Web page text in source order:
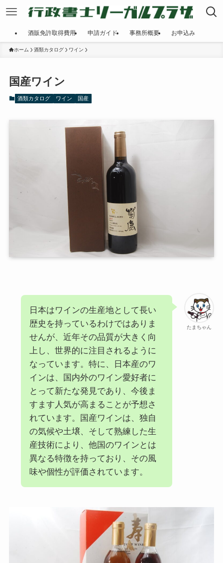
酒販免許取得費用 申請ガイド 事務所概要 お申込み
ホーム 酒類カタログ ワイン
国産ワイン
酒類カタログ ワイン 国産
たまちゃん
日本はワインの生産地として長い
歴史を持っているわけではありま
せんが、近年その品質が大きく向
上し、世界的に注目されるように
なっています。特に、日本産のワ
インは、国内外のワイン愛好者に
とって新たな発見であり、今後ま
すます人気が高まることが予想さ
れています。国産ワインは、独自
の気候や土壌、そして熟練した生
産技術により、他国のワインとは
異なる特徴を持っており、その風
味や個性が評価されています。